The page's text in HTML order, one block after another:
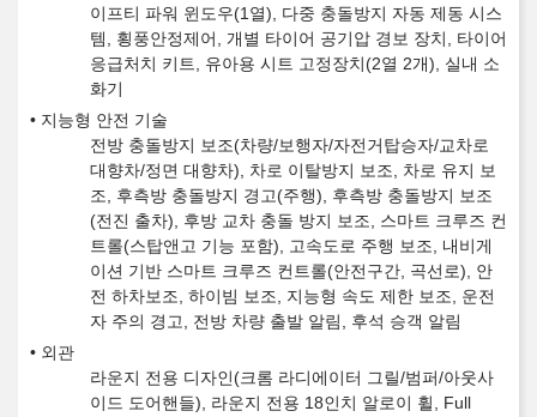
이프티 파워 윈도우(1열), 다중 충돌방지 자동 제동 시스
템, 횡풍안정제어, 개별 타이어 공기압 경보 장치, 타이어
응급처치 키트, 유아용 시트 고정장치(2열 2개), 실내 소
화기
지능형 안전 기술
전방 충돌방지 보조(차량/보행자/자전거탑승자/교차로
대향차/정면 대향차), 차로 이탈방지 보조, 차로 유지 보
조, 후측방 충돌방지 경고(주행), 후측방 충돌방지 보조
(전진 출차), 후방 교차 충돌 방지 보조, 스마트 크루즈 컨
트롤(스탑앤고 기능 포함), 고속도로 주행 보조, 내비게
이션 기반 스마트 크루즈 컨트롤(안전구간, 곡선로), 안
전 하차보조, 하이빔 보조, 지능형 속도 제한 보조, 운전
자 주의 경고, 전방 차량 출발 알림, 후석 승객 알림
외관
라운지 전용 디자인(크롬 라디에이터 그릴/범퍼/아웃사
이드 도어핸들), 라운지 전용 18인치 알로이 휠, Full